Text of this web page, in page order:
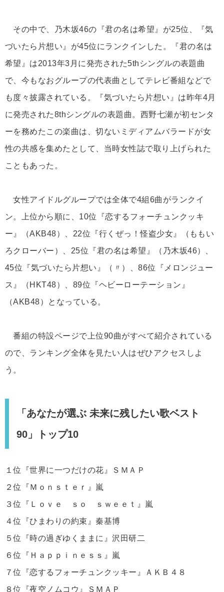
その中で、乃木坂46の『君の名は希望』が25位、『気
づいたら片想い』が45位にランクインした。『君の名は
希望』は2013年3月に発売された5thシングルの表題曲
で、今もなおグループの代表曲としてテレビ番組などで
も度々披露されている。『気づいたら片想い』は昨年4月
に発売された8thシングルの表題曲。西野七瀬が初センタ
ーを務めたこの楽曲は、切ないミディアムバラードが女
性の共感を集めたとして、当時女性誌で取り上げられた
こともあった。
女性アイドルグループでは全体で4組6曲がランクイ
ン。上位から順に、10位『恋するフォーチュンクッキ
ー』（AKB48）、22位『行くぜっ！怪盗少女』（ももい
ろクローバー）、25位『君の名は希望』（乃木坂46）、
45位『気づいたら片想い』（〃）、86位『メロンジュー
ス』（HKT48）、89位『ヘビーローテーション』
（AKB48）となっている。
番組の特設ページで上位90曲がすべて紹介されている
ので、ランキング全体を見たい人はぜひアクセスしよ
う。
「あなたが選ぶ 未来に残したい歌ベスト
90」トップ10
１位『世界に一つだけの花』ＳＭＡＰ
２位『Ｍｏｎｓｔｅｒ』嵐
３位『Ｌｏｖｅ ｓｏ ｓｗｅｅｔ』嵐
４位『ひまわりの約束』秦基博
５位『時の過ぎゆくままに』沢田研二
６位『Ｈａｐｐｉｎｅｓｓ』嵐
７位『恋するフォーチュンクッキー』ＡＫＢ４８
８位『夜空ノムコウ』ＳＭＡＰ